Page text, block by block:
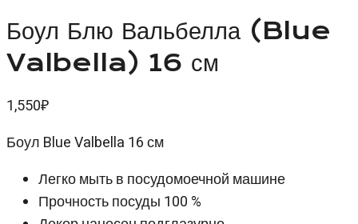
Боул Блю Вальбелла (Blue
Valbella) 16 см
1,550₽
Боул Blue Valbella 16 см
Легко мыть в посудомоечной машине
Прочность посуды 100 %